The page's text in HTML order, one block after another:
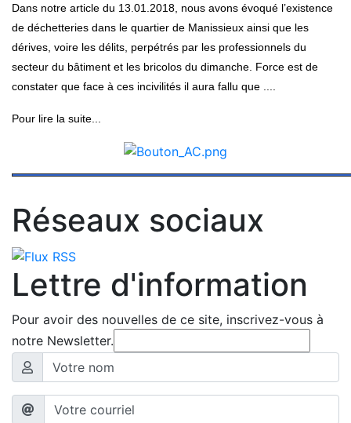
Dans notre article du 13.01.2018, nous avons évoqué l’existence
de déchetteries dans le quartier de Manissieux ainsi que les
dérives, voire les délits, perpétrés par les professionnels du
secteur du bâtiment et les bricolos du dimanche. Force est de
constater que face à ces incivilités il aura fallu que ....
Pour lire la suite...
Réseaux sociaux
Lettre d'information
Pour avoir des nouvelles de ce site, inscrivez-vous à
notre Newsletter.